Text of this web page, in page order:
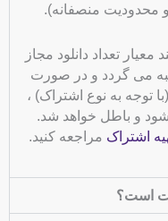
محدودیت منصفانه).
تعداد دانلود مجاز
می گردد و در صورت
توجه به نوع اشتراک) ،
شود و باطل خواهد شد.
اشتراک مراجعه کنید.
است؟